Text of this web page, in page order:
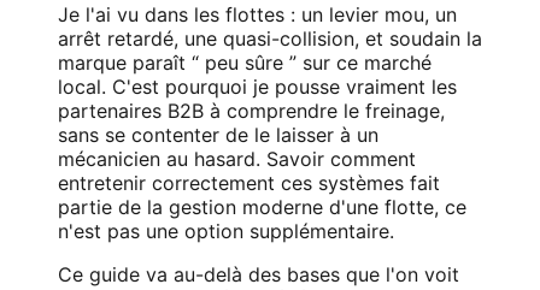
Je l'ai vu dans les flottes : un levier mou, un
arrêt retardé, une quasi-collision, et soudain la
marque paraît “ peu sûre ” sur ce marché
local. C'est pourquoi je pousse vraiment les
partenaires B2B à comprendre le freinage,
sans se contenter de le laisser à un
mécanicien au hasard. Savoir comment
entretenir correctement ces systèmes fait
partie de la gestion moderne d'une flotte, ce
n'est pas une option supplémentaire.
Ce guide va au-delà des bases que l'on voit